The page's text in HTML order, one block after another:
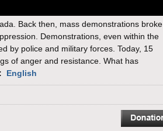
Back then, mass demonstrations broke
Demonstrations, even within the
by police and military forces. Today, 15
of anger and resistance. What has
English